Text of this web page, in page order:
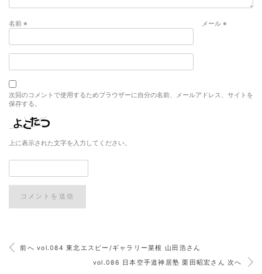
名前 ※ メール ※
次回のコメントで使用するためブラウザーに自分の名前、メールアドレス、サイトを
保存する。
上に表示された文字を入力してください。
前へ vol.084 東北エスピー/ギャラリー菜根 山田浩さん
vol.086 日本空手道神居塾 栗田昭宏さん 次へ